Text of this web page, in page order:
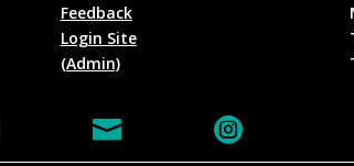
Feedback
Login Site
(Admin)
 